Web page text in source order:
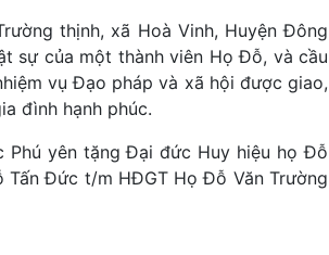
thịnh, xã Hoà Vinh, Huyện Đông
sự của một thành viên Họ Đỗ, và cầu
vụ Đạo pháp và xã hội được giao,
đình hạnh phúc.
Phú yên tặng Đại đức Huy hiệu họ Đỗ
Đức t/m HĐGT Họ Đỗ Văn Trường